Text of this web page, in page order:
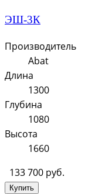
ЭШ-3К
Производитель
Abat
Длина
1300
Глубина
1080
Высота
1660
133 700 руб.
Купить